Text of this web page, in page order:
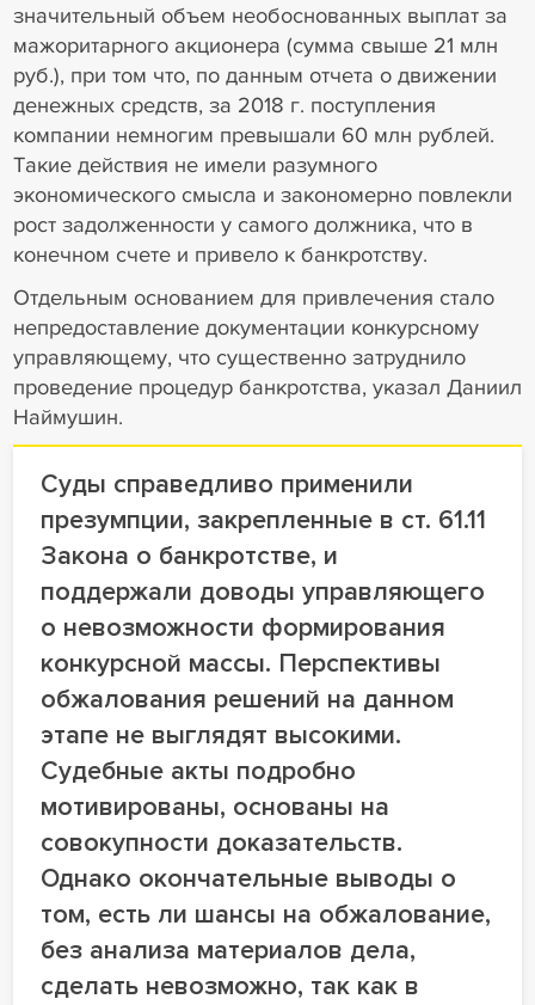
значительный объем необоснованных выплат за
мажоритарного акционера (сумма свыше 21 млн
руб.), при том что, по данным отчета о движении
денежных средств, за 2018 г. поступления
компании немногим превышали 60 млн рублей.
Такие действия не имели разумного
экономического смысла и закономерно повлекли
рост задолженности у самого должника, что в
конечном счете и привело к банкротству.
Отдельным основанием для привлечения стало
непредоставление документации конкурсному
управляющему, что существенно затруднило
проведение процедур банкротства, указал Даниил
Наймушин.
Суды справедливо применили
презумпции, закрепленные в ст. 61.11
Закона о банкротстве, и
поддержали доводы управляющего
о невозможности формирования
конкурсной массы. Перспективы
обжалования решений на данном
этапе не выглядят высокими.
Судебные акты подробно
мотивированы, основаны на
совокупности доказательств.
Однако окончательные выводы о
том, есть ли шансы на обжалование,
без анализа материалов дела,
сделать невозможно, так как в